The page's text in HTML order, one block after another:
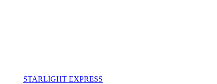
STARLIGHT EXPRESS